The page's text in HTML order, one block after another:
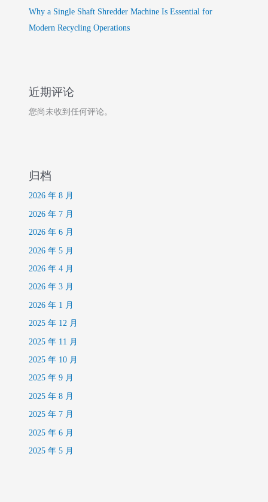
Why a Single Shaft Shredder Machine Is Essential for
Modern Recycling Operations
近期评论
您尚未收到任何评论。
归档
2026 年 8 月
2026 年 7 月
2026 年 6 月
2026 年 5 月
2026 年 4 月
2026 年 3 月
2026 年 1 月
2025 年 12 月
2025 年 11 月
2025 年 10 月
2025 年 9 月
2025 年 8 月
2025 年 7 月
2025 年 6 月
2025 年 5 月